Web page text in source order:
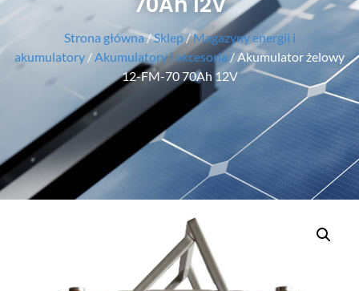
Strona główna/Sklep/Magazyny energii i
akumulatory / Akumulatory i akcesoria / Akumulator żelowy
12-FM-70 70Ah 12V